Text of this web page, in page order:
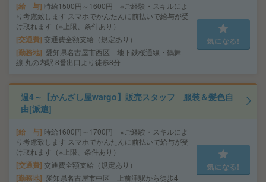
給 与 時給1500円～1600円 ※ご経験・スキルによ
り考慮致します スマホでかんたんに前払いで給与が受
け取れます（※上限、条件あり）
交通費 交通費全額支給（規定あり）
勤務地 愛知県名古屋市西区 地下鉄桜通線・鶴舞
線 丸の内駅 8番出口より徒歩8分
気になる!
週4～【かんざし屋wargo】販売スタッフ 服装＆髪色自
由[派遣]
給 与 時給1600円～1700円 ※ご経験・スキルによ
り考慮致します スマホでかんたんに前払いで給与が受
け取れます（※上限、条件あり）
交通費 交通費全額支給（規定あり）
勤務地 愛知県名古屋市中区 上前津駅から徒歩4
気になる!